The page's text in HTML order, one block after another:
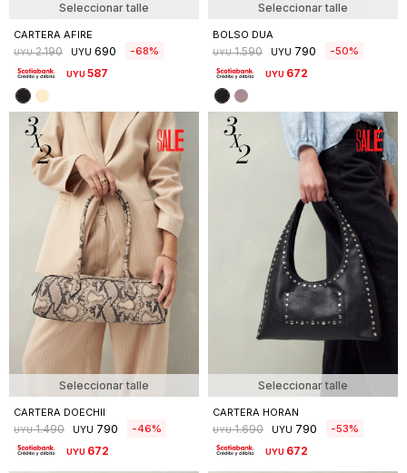
Seleccionar talle
CARTERA AFIRE
UYU 2.190 UYU 690 68
UYU587
Seleccionar talle
BOLSO DUA
UYU 1.590 UYU 790 50
UYU 672
Seleccionar talle
CARTERA DOECHII
UYU 1.490 UYU 790 46
UYU 672
Seleccionar talle
CARTERA HORAN
UYU 1.690 UYU 790 53
UYU 672